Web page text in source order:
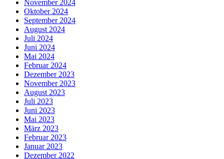
November 2024
Oktober 2024
September 2024
August 2024
Juli 2024
Juni 2024
Mai 2024
Februar 2024
Dezember 2023
November 2023
August 2023
Juli 2023
Juni 2023
Mai 2023
März 2023
Februar 2023
Januar 2023
Dezember 2022